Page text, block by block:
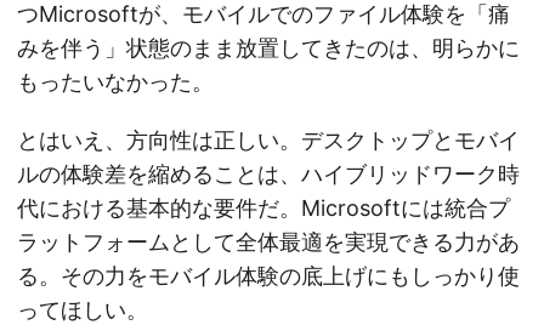
つMicrosoftが、モバイルでのファイル体験を「痛
みを伴う」状態のまま放置してきたのは、明らかに
もったいなかった。
とはいえ、方向性は正しい。デスクトップとモバイ
ルの体験差を縮めることは、ハイブリッドワーク時
代における基本的な要件だ。Microsoftには統合プ
ラットフォームとして全体最適を実現できる力があ
る。その力をモバイル体験の底上げにもしっかり使
ってほしい。